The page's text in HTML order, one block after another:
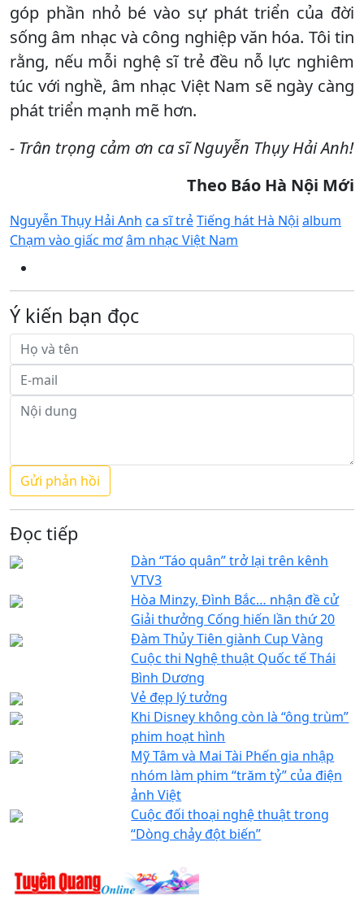
góp phần nhỏ bé vào sự phát triển của đời
sống âm nhạc và công nghiệp văn hóa. Tôi tin
rằng, nếu mỗi nghệ sĩ trẻ đều nỗ lực nghiêm
túc với nghề, âm nhạc Việt Nam sẽ ngày càng
phát triển mạnh mẽ hơn.
- Trân trọng cảm ơn ca sĩ Nguyễn Thụy Hải Anh!
Theo Báo Hà Nội Mới
Nguyễn Thụy Hải Anh ca sĩ trẻTiếng hát Hà Nội album
Chạm vào giấc mơâm nhạc Việt Nam
Ý kiến bạn đọc
Đọc tiếp
Dàn “Táo quân” trở lại trên kênh
VTV3
Hòa Minzy, Đình Bắc… nhận đề cử
Giải thưởng Cống hiến lần thứ 20
Đàm Thủy Tiên giành Cup Vàng
Cuộc thi Nghệ thuật Quốc tế Thái
Bình Dương
Vẻ đẹp lý tưởng
Khi Disney không còn là “ông trùm”
phim hoạt hình
Mỹ Tâm và Mai Tài Phến gia nhập
nhóm làm phim “trăm tỷ” của điện
ảnh Việt
Cuộc đối thoại nghệ thuật trong
“Dòng chảy đột biến”